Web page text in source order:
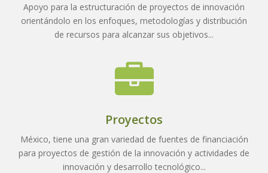
Apoyo para la estructuración de proyectos de innovación
orientándolo en los enfoques, metodologías y distribución
de recursos para alcanzar sus objetivos...
Proyectos
México, tiene una gran variedad de fuentes de financiación
para proyectos de gestión de la innovación y actividades de
innovación y desarrollo tecnológico...